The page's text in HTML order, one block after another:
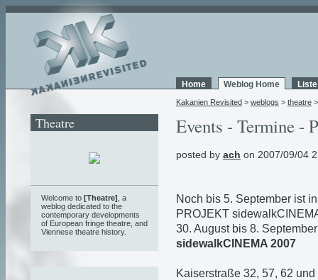
Home Weblog Home
Kakanien Revisited > weblogs > theatre
Events - Termine -
posted by ach on 2007/09/04
Noch bis 5. September ist
PROJEKT
30. August bis 8.
sidewalkCINEMA 2007
Kaiserstraße 32, 57, 62
Theatre
Welcome to [Theatre] , a
weblog dedicated to the
contemporary developments
of European fringe theatre, and
Viennese theatre history.